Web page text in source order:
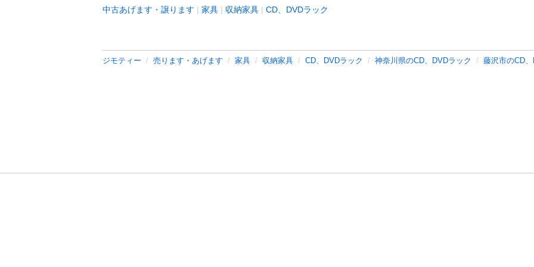
中古あげます・譲ります 家具 収納家具 CD、DVDラック
ジモティー 売ります・あげます 家具 収納家具 CD、DVDラック 神奈川県のCD、DVDラック 藤沢市のCD